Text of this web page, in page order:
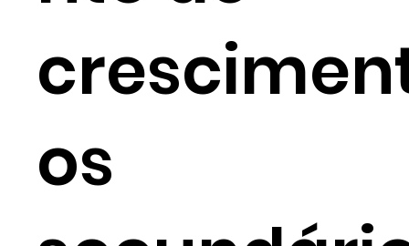
os